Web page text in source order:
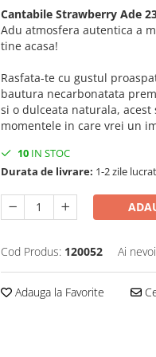
Cantabile Strawberry Ade
Adu atmosfera autentica a
tine acasa!
Rasfata-te cu gustul
bautura necarbonatata
si o dulceata naturala,
momentele in care vrei un
10 IN STOC
Durata de livrare: 1-2 zile
Cod Produs: 120052 Ai
Adauga la Favorite